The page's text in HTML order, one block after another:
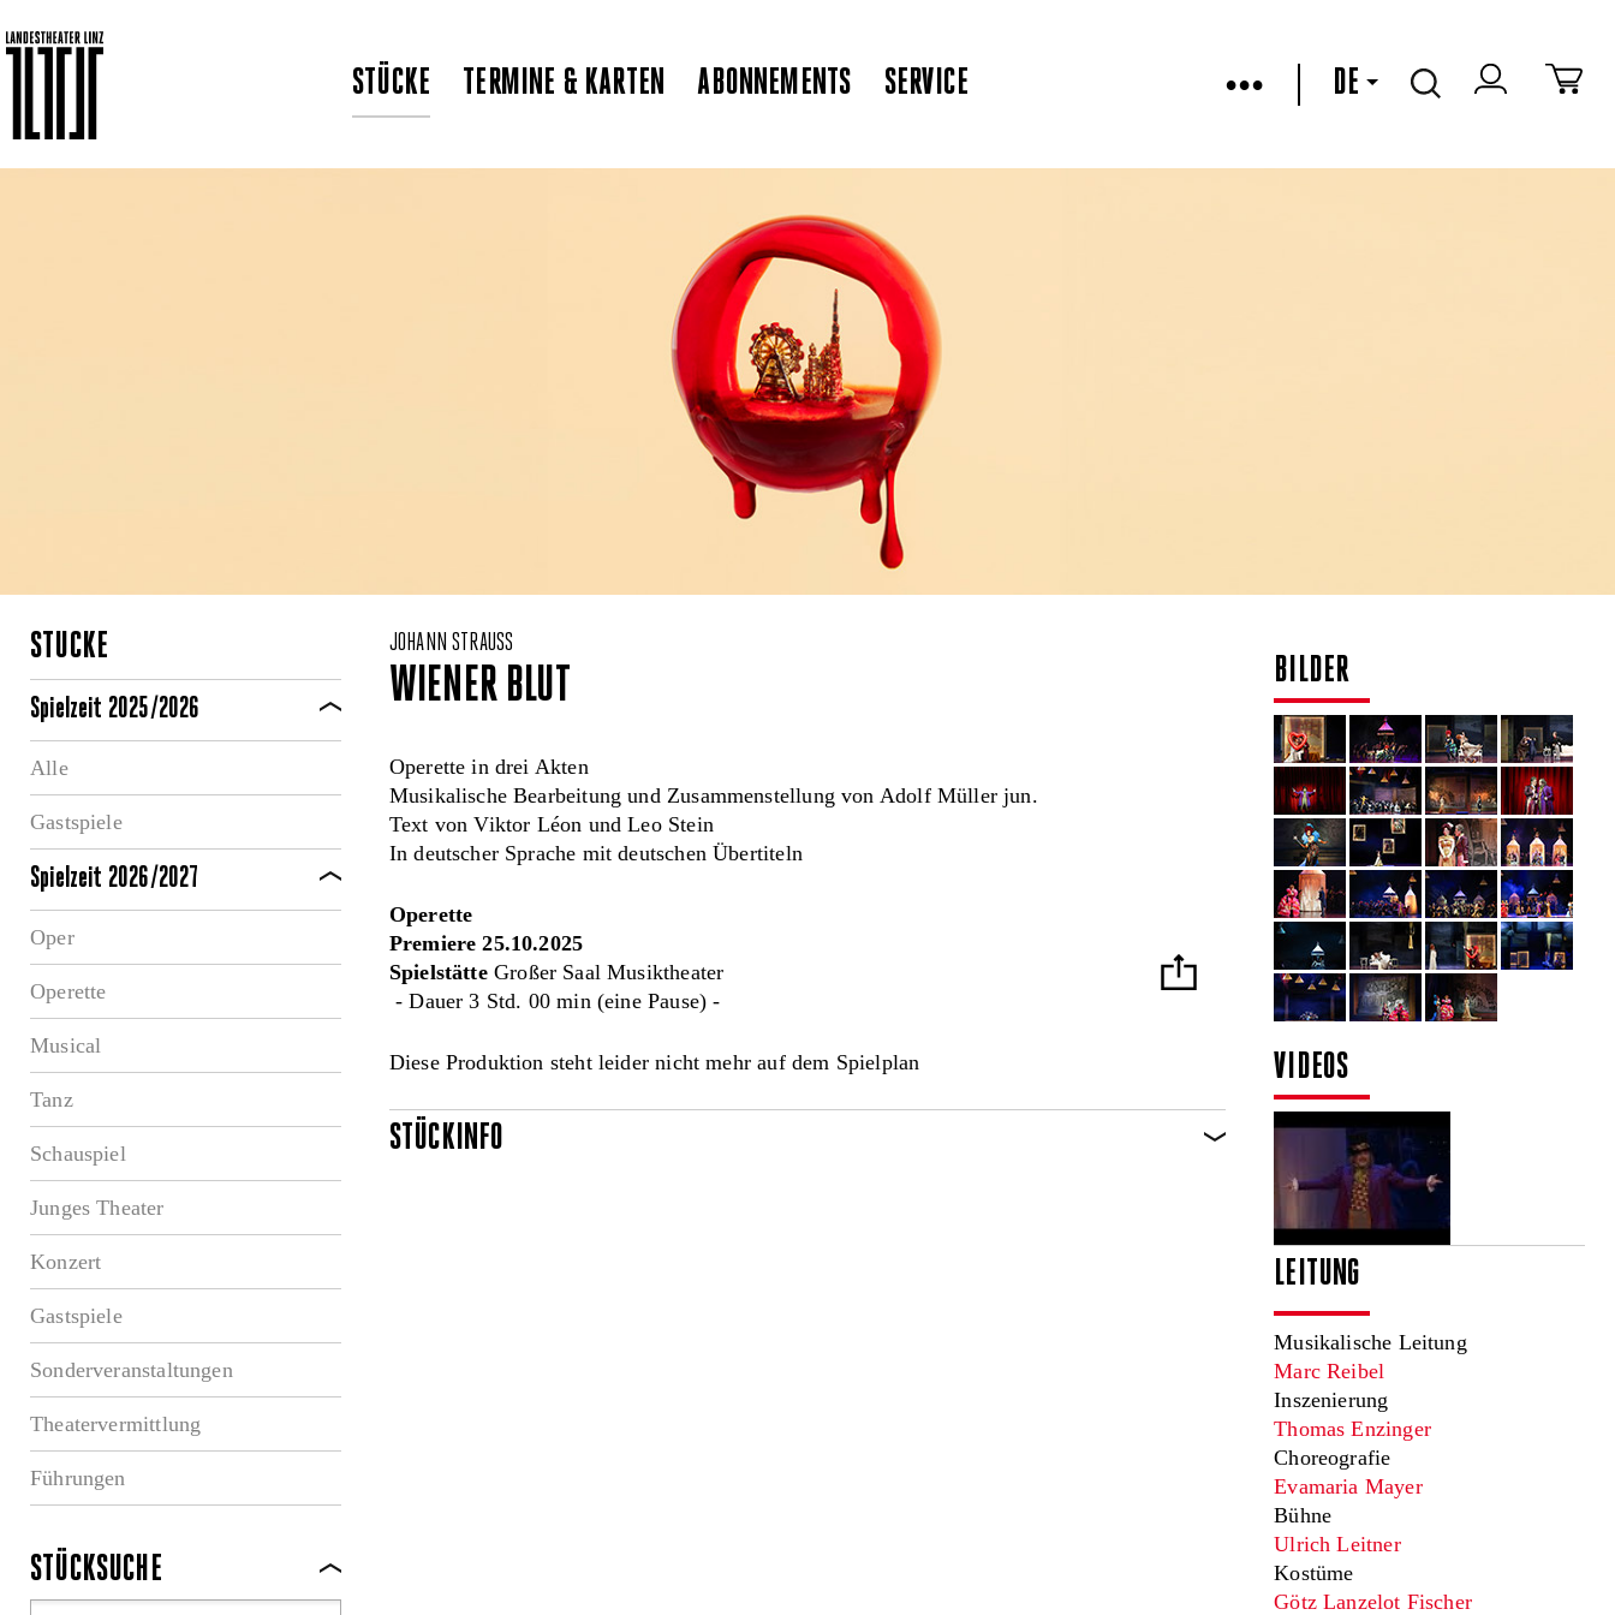
STÜCKE TERMINE & KARTEN ABONNEMENTS SERVICE ••• DE
STÜCKE
Spielzeit 2025/2026
Alle
Gastspiele
Spielzeit 2026/2027
Oper
Operette
Musical
Tanz
Schauspiel
Junges Theater
Konzert
Gastspiele
Sonderveranstaltungen
Theatervermittlung
Führungen
STÜCKSUCHE
JOHANN STRAUSS
WIENER BLUT
Operette in drei Akten
Musikalische Bearbeitung und Zusammenstellung von Adolf Müller jun.
Text von Viktor Léon und Leo Stein
In deutscher Sprache mit deutschen Übertiteln
Operette
Premiere 25.10.2025
SpielstätteGroßer Saal Musiktheater
- Dauer 3 Std. 00 min (eine Pause) -
Diese Produktion steht leider nicht mehr auf dem Spielplan
STÜCKINFO
BILDER
VIDEOS
LEITUNG
Musikalische Leitung
Marc Reibel
Inszenierung
Thomas Enzinger
Choreografie
Evamaria Mayer
Bühne
Ulrich Leitner
Kostüme
Götz Lanzelot Fischer